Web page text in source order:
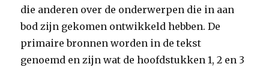
die anderen over de onderwerpen die in aan
bod zijn gekomen ontwikkeld hebben. De
primaire bronnen worden in de tekst
genoemd en zijn wat de hoofdstukken 1, 2 en 3